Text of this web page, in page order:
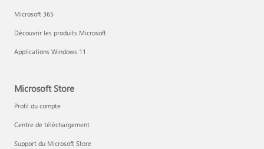
Microsoft 365
Découvrir les produits Microsoft
Applications Windows 11
Microsoft Store
Profil du compte
Centre de téléchargement
Support du Microsoft Store